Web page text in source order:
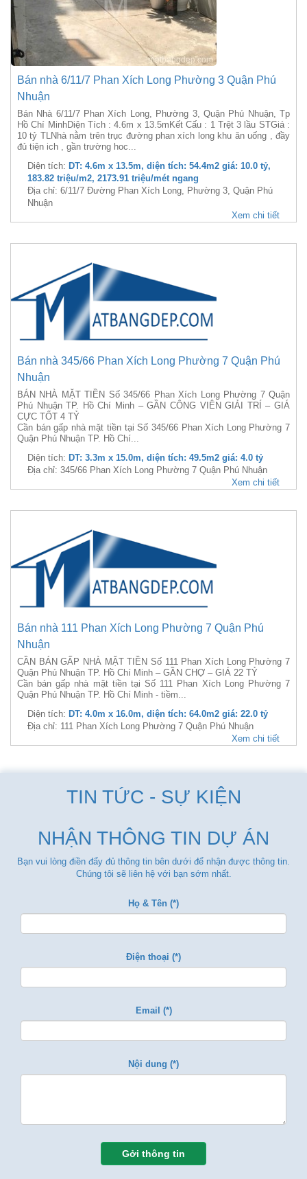
Bán nhà 6/11/7 Phan Xích Long Phường 3 Quận Phú
Nhuận
Bán Nhà 6/11/7 Phan Xích Long, Phường 3, Quận Phú Nhuận, Tp
Hồ Chí MinhDiện Tích : 4.6m x 13.5mKết Cấu : 1 Trệt 3 lầu STGiá :
10 tỷ TLNhà nằm trên trục đường phan xích long khu ăn uống , đầy
đủ tiện ich , gần trường hoc...
Diện tích: DT: 4.6m x 13.5m, diện tích: 54.4m2 giá: 10.0 tỷ,
183.82 triệu/m2, 2173.91 triệu/mét ngang
Địa chỉ: 6/11/7 Đường Phan Xích Long, Phường 3, Quận Phú
Nhuận
Xem chi tiết
Bán nhà 345/66 Phan Xích Long Phường 7 Quận Phú
Nhuận
BÁN NHÀ MẶT TIỀN Số 345/66 Phan Xích Long Phường 7 Quận
Phú Nhuận TP. Hồ Chí Minh – GẦN CÔNG VIÊN GIẢI TRÍ – GIÁ
CỰC TỐT 4 TỶ
Cần bán gấp nhà mặt tiền tại Số 345/66 Phan Xích Long Phường 7
Quận Phú Nhuận TP. Hồ Chí...
Diện tích: DT: 3.3m x 15.0m, diện tích: 49.5m2 giá: 4.0 tỷ
Địa chỉ: 345/66 Phan Xích Long Phường 7 Quận Phú Nhuận
Xem chi tiết
Bán nhà 111 Phan Xích Long Phường 7 Quận Phú
Nhuận
CẦN BÁN GẤP NHÀ MẶT TIỀN Số 111 Phan Xích Long Phường 7
Quận Phú Nhuận TP. Hồ Chí Minh – GẦN CHỢ – GIÁ 22 TỶ
Cần bán gấp nhà mặt tiền tại Số 111 Phan Xích Long Phường 7
Quận Phú Nhuận TP. Hồ Chí Minh - tiềm...
Diện tích: DT: 4.0m x 16.0m, diện tích: 64.0m2 giá: 22.0 tỷ
Địa chỉ: 111 Phan Xích Long Phường 7 Quận Phú Nhuận
Xem chi tiết
TIN TỨC - SỰ KIỆN
NHẬN THÔNG TIN DỰ ÁN
Bạn vui lòng điền đẩy đủ thông tin bên dưới để nhận được thông tin.
Chúng tôi sẽ liên hệ với bạn sớm nhất.
Họ & Tên (*)
Điện thoại (*)
Email (*)
Nội dung (*)
Gởi thông tin